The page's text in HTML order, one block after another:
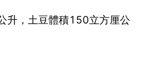
升，土豆體積150立方厘公